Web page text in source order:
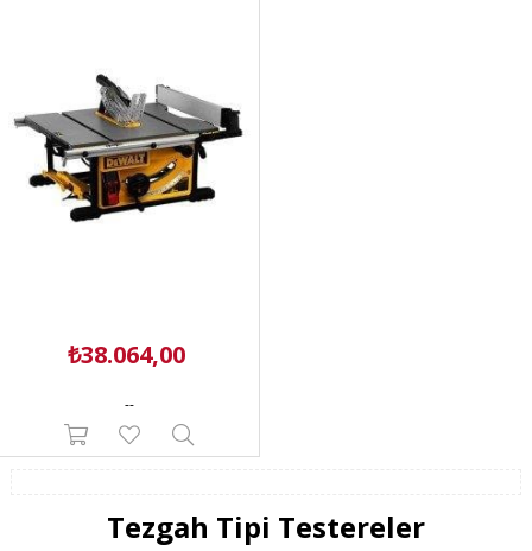
₺38.064,00
--
Tezgah Tipi Testereler